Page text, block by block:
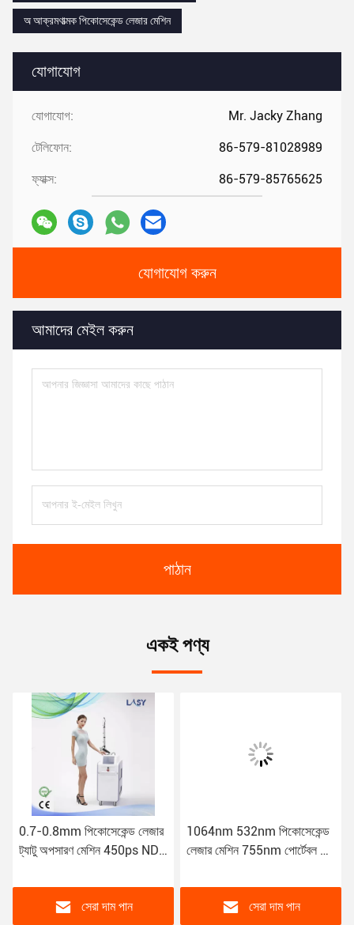
যোগাযোগ
যোগাযোগ: Mr. Jacky Zhang
টেলিফোন: 86-579-81028989
ফ্যাক্স: 86-579-85765625
যোগাযোগ করুন
আমাদের মেইল ​​করুন
পাঠান
অ আক্রমণাত্মক পিকোসেকেন্ড লেজার মেশিন
একই পণ্য
0.7-0.8mm পিকোসেকেন্ড লেজার
ট্যাটু অপসারণ মেশিন 450ps ND
সেরা দাম পান
1064nm 532nm পিকোসেকেন্ড
লেজার মেশিন 755nm পোর্টেবল 7
সেরা দাম পান